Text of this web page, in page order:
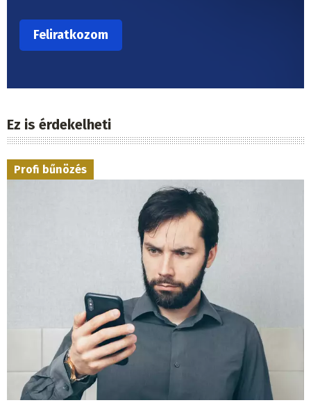
Ez is érdekelheti
Profi bűnözés